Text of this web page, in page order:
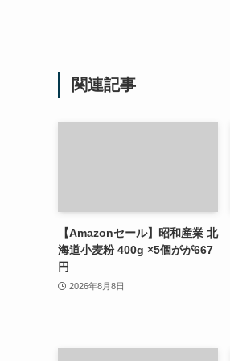
関連記事
【Amazonセール】昭和産業 北
海道小麦粉 400g ×5個がが667
円
2026年8月8日